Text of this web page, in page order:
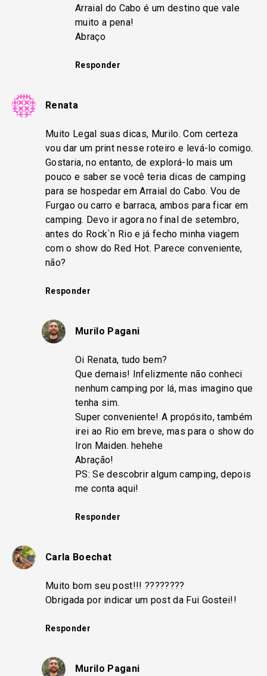
Arraial do Cabo é um destino que vale
muito a pena!
Abraço
Responder
Renata
Muito Legal suas dicas, Murilo. Com certeza
vou dar um print nesse roteiro e levá-lo comigo.
Gostaria, no entanto, de explorá-lo mais um
pouco e saber se você teria dicas de camping
para se hospedar em Arraial do Cabo. Vou de
Furgao ou carro e barraca, ambos para ficar em
camping. Devo ir agora no final de setembro,
antes do Rock`n Rio e já fecho minha viagem
com o show do Red Hot. Parece conveniente,
não?
Responder
Murilo Pagani
Oi Renata, tudo bem?
Que demais! Infelizmente não conheci
nenhum camping por lá, mas imagino que
tenha sim.
Super conveniente! A propósito, também
irei ao Rio em breve, mas para o show do
Iron Maiden. hehehe
Abração!
PS: Se descobrir algum camping, depois
me conta aqui!
Responder
Carla Boechat
Muito bom seu post!!! ????????
Obrigada por indicar um post da Fui Gostei!!
Responder
Murilo Pagani